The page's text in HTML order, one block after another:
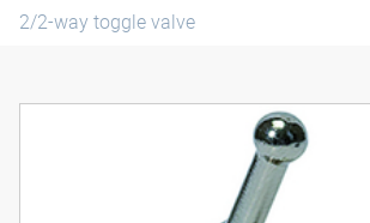
2/2-way toggle valve